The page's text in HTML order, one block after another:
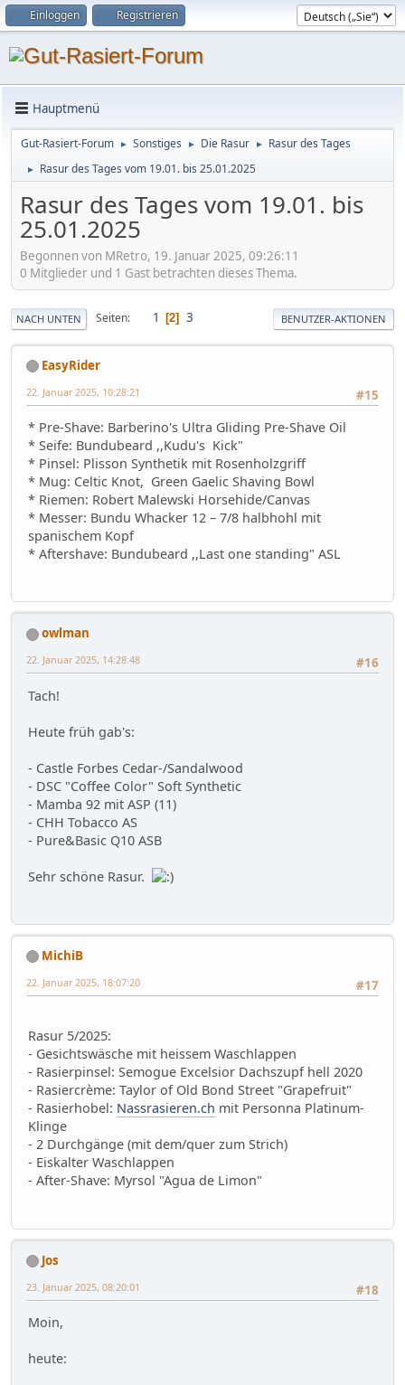
Einloggen Registrieren
Hauptmenü
Gut-Rasiert-Forum ► Sonstiges ► Die Rasur ► Rasur des Tages
► Rasur des Tages vom 19.01. bis 25.01.2025
Rasur des Tages vom 19.01. bis
25.01.2025
Begonnen von MRetro, 19. Januar 2025, 09:26:11
0 Mitglieder und 1 Gast betrachten dieses Thema.
NACH UNTEN Seiten 1 2 3 BENUTZER-AKTIONEN
EasyRider
#15
22. Januar 2025, 10:28:21
* Pre-Shave: Barberino's Ultra Gliding Pre-Shave Oil
* Seife: Bundubeard ,,Kudu's Kick"
* Pinsel: Plisson Synthetik mit Rosenholzgriff
* Mug: Celtic Knot, Green Gaelic Shaving Bowl
* Riemen: Robert Malewski Horsehide/Canvas
* Messer: Bundu Whacker 12 – 7/8 halbhohl mit
spanischem Kopf
* Aftershave: Bundubeard ,,Last one standing" ASL
owlman
#16
22. Januar 2025, 14:28:48
Tach!
Heute früh gab's:
- Castle Forbes Cedar-/Sandalwood
- DSC "Coffee Color" Soft Synthetic
- Mamba 92 mit ASP (11)
- CHH Tobacco AS
- Pure&Basic Q10 ASB
Sehr schöne Rasur.
MichiB
#17
22. Januar 2025, 18:07:20
Rasur 5/2025:
- Gesichtswäsche mit heissem Waschlappen
- Rasierpinsel: Semogue Excelsior Dachszupf hell 2020
- Rasiercrème: Taylor of Old Bond Street "Grapefruit"
- Rasierhobel: Nassrasieren.ch mit Personna Platinum-
Klinge
- 2 Durchgänge (mit dem/quer zum Strich)
- Eiskalter Waschlappen
- After-Shave: Myrsol "Agua de Limon"
Jos
#18
23. Januar 2025, 08:20:01
Moin,
heute: